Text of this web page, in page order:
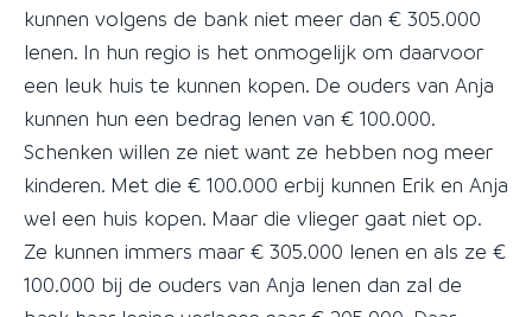
kunnen volgens de bank niet meer dan € 305.000
lenen. In hun regio is het onmogelijk om daarvoor
een leuk huis te kunnen kopen. De ouders van Anja
kunnen hun een bedrag lenen van € 100.000.
Schenken willen ze niet want ze hebben nog meer
kinderen. Met die € 100.000 erbij kunnen Erik en Anja
wel een huis kopen. Maar die vlieger gaat niet op.
Ze kunnen immers maar € 305.000 lenen en als ze €
100.000 bij de ouders van Anja lenen dan zal de